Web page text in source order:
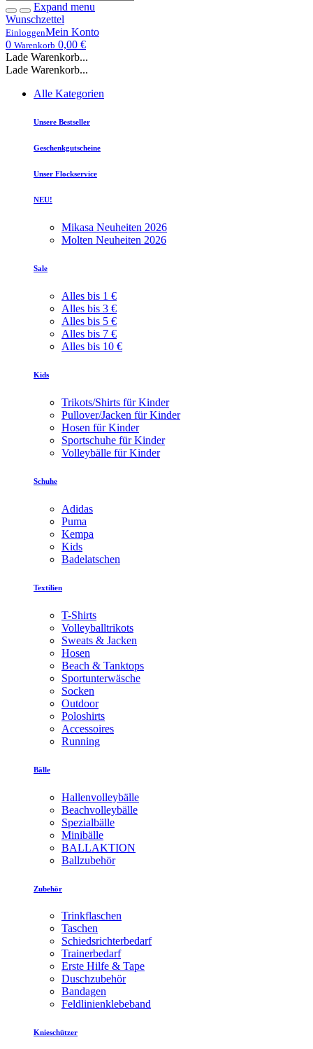
Expand menu
Wunschzettel
EinloggenMein Konto
0 Warenkorb 0,00 €
Lade Warenkorb...
Lade Warenkorb...
Alle Kategorien
Unsere Bestseller
Geschenkgutscheine
Unser Flockservice
NEU!
Mikasa Neuheiten 2026
Molten Neuheiten 2026
Sale
Alles bis 1 €
Alles bis 3 €
Alles bis 5 €
Alles bis 7 €
Alles bis 10 €
Kids
Trikots/Shirts für Kinder
Pullover/Jacken für Kinder
Hosen für Kinder
Sportschuhe für Kinder
Volleybälle für Kinder
Schuhe
Adidas
Puma
Kempa
Kids
Badelatschen
Textilien
T-Shirts
Volleyballtrikots
Sweats & Jacken
Hosen
Beach & Tanktops
Sportunterwäsche
Socken
Outdoor
Poloshirts
Accessoires
Running
Bälle
Hallenvolleybälle
Beachvolleybälle
Spezialbälle
Minibälle
BALLAKTION
Ballzubehör
Zubehör
Trinkflaschen
Taschen
Schiedsrichterbedarf
Trainerbedarf
Erste Hilfe & Tape
Duschzubehör
Bandagen
Feldlinienklebeband
Knieschützer